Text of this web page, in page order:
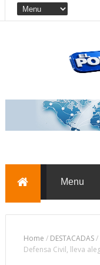
Home / DESTACADAS/
Defensa Civil, lleva